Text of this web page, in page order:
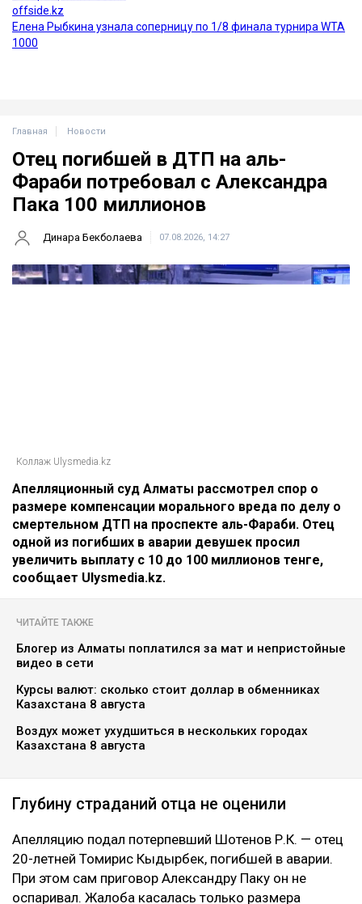
Апелляционный суд Алматы рассмотрел спор о
смертельном ДТП на проспекте аль-Фараби. Отец
одной из погибших в аварии девушек просил
увеличить выплату с 10 до 100 миллионов тенге,
сообщает Ulysmedia.kz.
видео в сети
Курсы валют: сколько стоит доллар в обменниках
Казахстана 8 августа
Воздух может ухудшиться в нескольких городах